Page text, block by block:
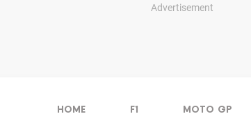
Advertisement
HOME F1 MOTO GP